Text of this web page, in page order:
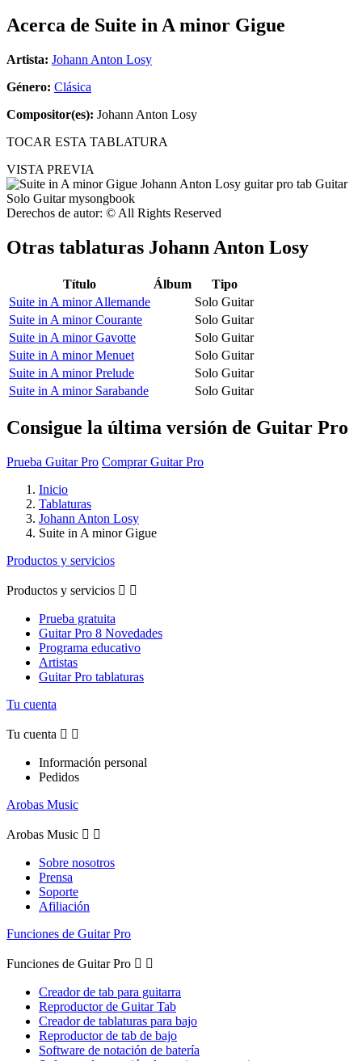
Acerca de Suite in A minor Gigue
Artista: Johann Anton Losy
Género: Clásica
Compositor(es): Johann Anton Losy
TOCAR ESTA TABLATURA
VISTA PREVIA
Derechos de autor: © All Rights Reserved
Otras tablaturas Johann Anton Losy
Título Álbum
Tipo
Suite in A minor Allemande
Solo Guitar
Suite in A minor Courante
Solo Guitar
Suite in A minor Gavotte
Solo Guitar
Suite in A minor Menuet
Solo Guitar
Suite in A minor Prelude
Solo Guitar
Suite in A minor Sarabande
Solo Guitar
Consigue la última versión de Guitar Pro
Prueba Guitar Pro Comprar Guitar Pro
Inicio
Tablaturas
Johann Anton Losy
Suite in A minor Gigue
Productos y servicios
Productos y servicios  
Prueba gratuita
Guitar Pro 8 Novedades
Programa educativo
Artistas
Guitar Pro tablaturas
Tu cuenta
Tu cuenta  
Información personal
Pedidos
Arobas Music
Arobas Music  
Sobre nosotros
Prensa
Soporte
Afiliación
Funciones de Guitar Pro
Funciones de Guitar Pro  
Creador de tab para guitarra
Reproductor de Guitar Tab
Creador de tablaturas para bajo
Reproductor de tab de bajo
Software de notación de batería